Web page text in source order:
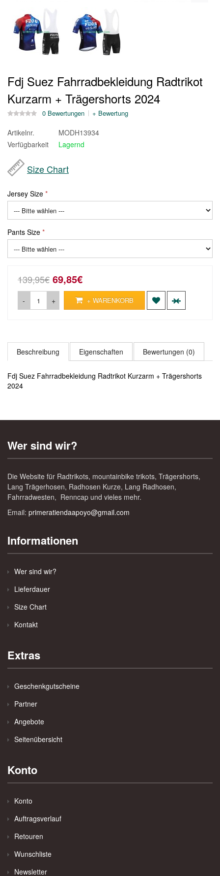
Fdj Suez Fahrradbekleidung Radtrikot
Kurzarm + Trägershorts 2024
0 Bewertungen + Bewertung
Artikelnr.
MODH13934
Verfügbarkeit
Lagernd
Size Chart
Jersey Size
Pants Size
139,95€ 69,85€
- + + WARENKORB
Beschreibung Eigenschaften Bewertungen (0)
Fdj Suez Fahrradbekleidung Radtrikot Kurzarm + Trägershorts
2024
Wer sind wir?
Die Website für Radtrikots, mountainbike trikots, Trägershorts,
Lang Trägerhosen, Radhosen Kurze, Lang Radhosen,
Fahrradwesten, Renncap und vieles mehr.
Email: primeratiendaapoyo@gmail.com
Informationen
Wer sind wir?
Lieferdauer
Size Chart
Kontakt
Extras
Geschenkgutscheine
Partner
Angebote
Seitenübersicht
Konto
Konto
Auftragsverlauf
Retouren
Wunschliste
Newsletter